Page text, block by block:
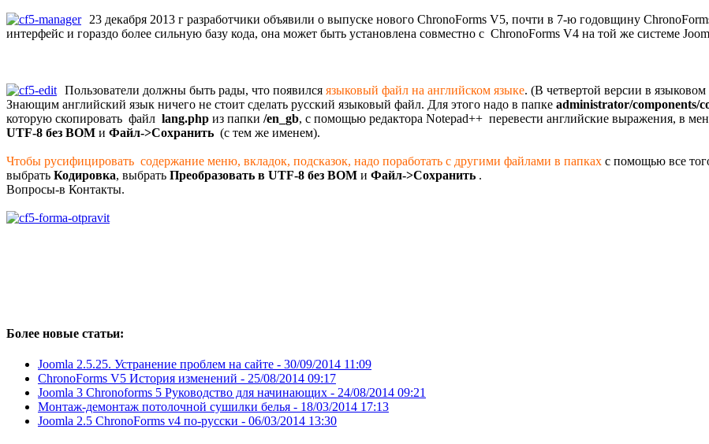
23 декабря 2013 г разработчики объявили о выпуске нового ChronoForms V5, почти в 7-ю годовщину
интерфейс и гораздо более сильную базу кода, она может быть установлена совместно с ChronoForms V4 на той же системе
Пользователи должны быть рады, что появился языковый файл на английском языке. (В четвертой версии в
Знающим английский язык ничего не стоит сделать русский языковый файл. Для этого надо в папке administrator/components/
которую скопировать файл lang.php из папки /en_gb, с помощью редактора Notepad++ перевести английские выражения, в
UTF-8 без BOM и Файл->Сохранить (с тем же именем).
Чтобы русифицировать содержание меню, вкладок, подсказок, надо поработать с другими файлами в папках с помощью все
выбрать Кодировка, выбрать Преобразовать в UTF-8 без BOM и Файл->Сохранить .
Вопросы-в Контакты.
Более новые статьи:
Joomla 2.5.25. Устранение проблем на сайте - 30/09/2014 11:09
ChronoForms V5 История изменений - 25/08/2014 09:17
Joomla 3 Chronoforms 5 Руководство для начинающих - 24/08/2014 09:21
Монтаж-демонтаж потолочной сушилки белья - 18/03/2014 17:13
Joomla 2.5 ChronoForms v4 по-русски - 06/03/2014 13:30